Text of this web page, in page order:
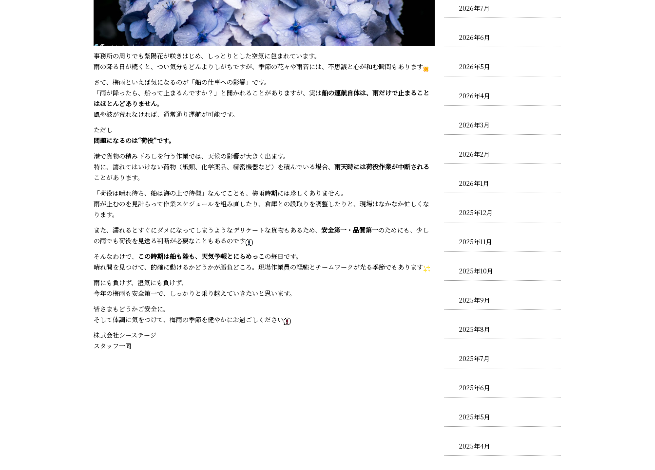
事務所の周りでも紫陽花が咲きはじめ、しっとりとした空気に包まれています。
雨の降る日が続くと、つい気分もどんよりしがちですが、季節の花々や雨音には、不思議と心が和む瞬間もあります
さて、梅雨といえば気になるのが「船の仕事への影響」です。
「雨が降ったら、船って止まるんですか？」と聞かれることがありますが、実は船の運航自体は、雨だけで止まること
はほとんどありません。
風や波が荒れなければ、通常通り運航が可能です。
ただし――
問題になるのは“荷役”です。
港で貨物の積み下ろしを行う作業では、天候の影響が大きく出ます。
特に、濡れてはいけない荷物（紙類、化学薬品、精密機器など）を積んでいる場合、 雨天時には荷役作業が中断される
ことがあります。
「荷役は晴れ待ち、船は海の上で待機」なんてことも、梅雨時期には珍しくありません。
雨が止むのを見計らって作業スケジュールを組み直したり、倉庫との段取りを調整したりと、現場はなかなか忙しくな
ります。
また、濡れるとすぐにダメになってしまうようなデリケートな貨物もあるため、 安全第一・品質第一のためにも、少し
の雨でも荷役を見送る判断が必要なこともあるのです
そんなわけで、 この時期は船も陸も、天気予報とにらめっこの毎日です。
晴れ間を見つけて、的確に動けるかどうかが勝負どころ。現場作業員の経験とチームワークが光る季節でもあります
雨にも負けず、湿気にも負けず、
今年の梅雨も安全第一で、しっかりと乗り越えていきたいと思います。
皆さまもどうかご安全に。
そして体調に気をつけて、梅雨の季節を健やかにお過ごしください
株式会社シーステージ
スタッフ一同
2026年7月
2026年6月
2026年5月
2026年4月
2026年3月
2026年2月
2026年1月
2025年12月
2025年11月
2025年10月
2025年9月
2025年8月
2025年7月
2025年6月
2025年5月
2025年4月